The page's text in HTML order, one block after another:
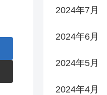
2024年7月
2024年6月
2024年5月
2024年4月